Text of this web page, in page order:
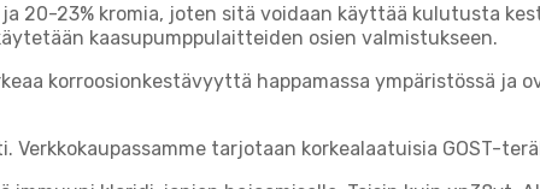
20-23% kromia, joten sitä voidaan käyttää kulutusta
kaasupumppulaitteiden osien valmistukseen.
korroosionkestävyyttä happamassa ympäristössä ja
tarjotaan korkealaatuisia GOST-